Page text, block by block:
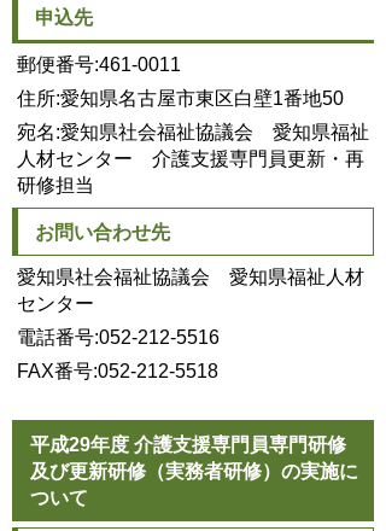
申込先
郵便番号:461-0011
住所:愛知県名古屋市東区白壁1番地50
宛名:愛知県社会福祉協議会 愛知県福祉
人材センター 介護支援専門員更新・再
研修担当
お問い合わせ先
愛知県社会福祉協議会 愛知県福祉人材
センター
電話番号:052-212-5516
FAX番号:052-212-5518
平成29年度 介護支援専門員専門研修
及び更新研修（実務者研修）の実施に
ついて